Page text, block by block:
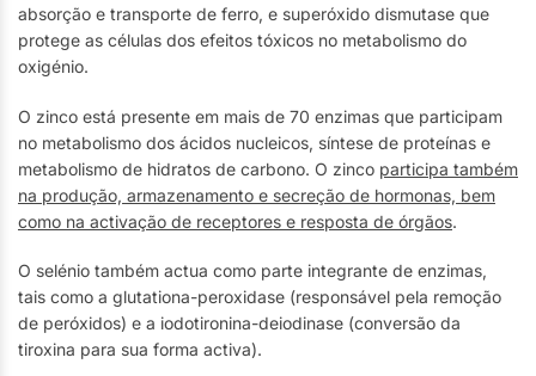
absorção e transporte de ferro, e superóxido dismutase que
protege as células dos efeitos tóxicos no metabolismo do
oxigénio.
O zinco está presente em mais de 70 enzimas que participam
no metabolismo dos ácidos nucleicos, síntese de proteínas e
metabolismo de hidratos de carbono. O zinco participa também
na produção, armazenamento e secreção de hormonas, bem
como na activação de receptores e resposta de órgãos.
O selénio também actua como parte integrante de enzimas,
tais como a glutationa-peroxidase (responsável pela remoção
de peróxidos) e a iodotironina-deiodinase (conversão da
tiroxina para sua forma activa).